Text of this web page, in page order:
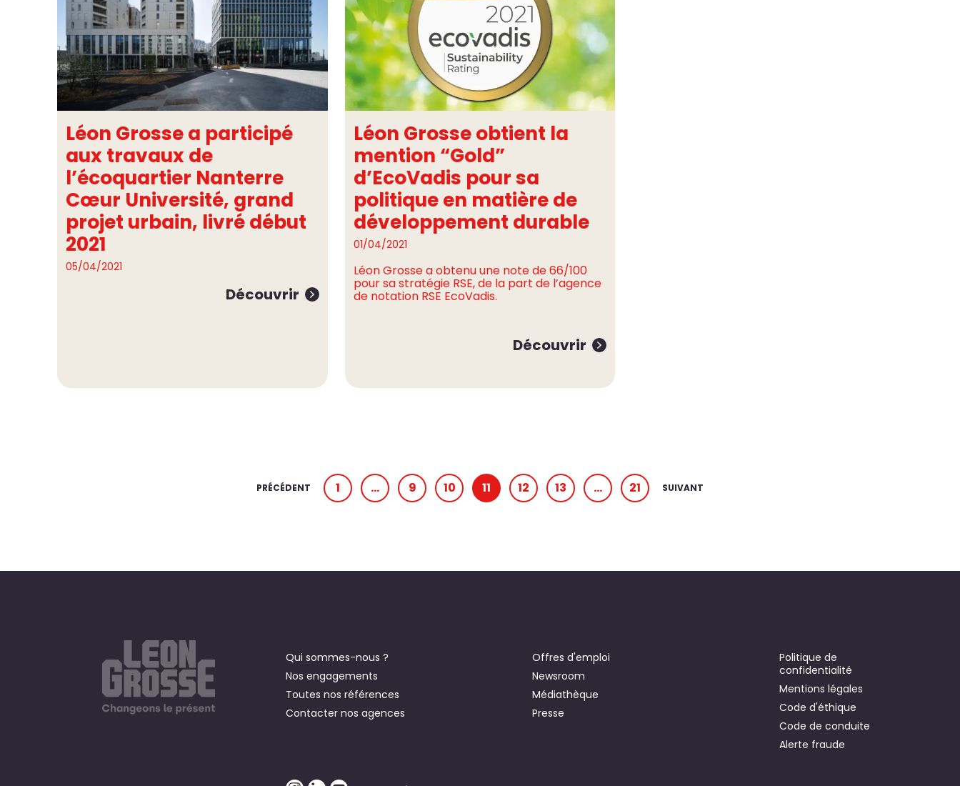
Léon Grosse a participé
aux travaux de
l’écoquartier Nanterre
Cœur Université, grand
projet urbain, livré début
2021
05/04/2021
Découvrir
Léon Grosse obtient la
mention “Gold”
d’EcoVadis pour sa
politique en matière de
développement durable
01/04/2021
Léon Grosse a obtenu une note de 66/100
pour sa stratégie RSE, de la part de l’agence
de notation RSE EcoVadis.
Découvrir
PRÉCÉDENT 1 … 9 10 11 12 13 … 21 SUIVANT
Qui sommes-nous ?
Nos engagements
Toutes nos références
Contacter nos agences
Offres d'emploi
Newsroom
Médiathèque
Presse
Politique de
confidentialité
Mentions légales
Code d'éthique
Code de conduite
Alerte fraude